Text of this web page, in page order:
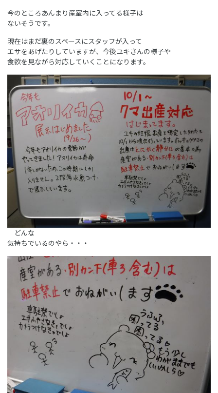
今のところあんまり産室内に入ってる様子は
ないそうです。
現在はまだ裏のスペースにスタッフが入って
エサをあげたりしていますが、今後ユキさんの様子や
食欲を見ながら対応していくことになります。
どんな
気持ちでいるのやら・・・